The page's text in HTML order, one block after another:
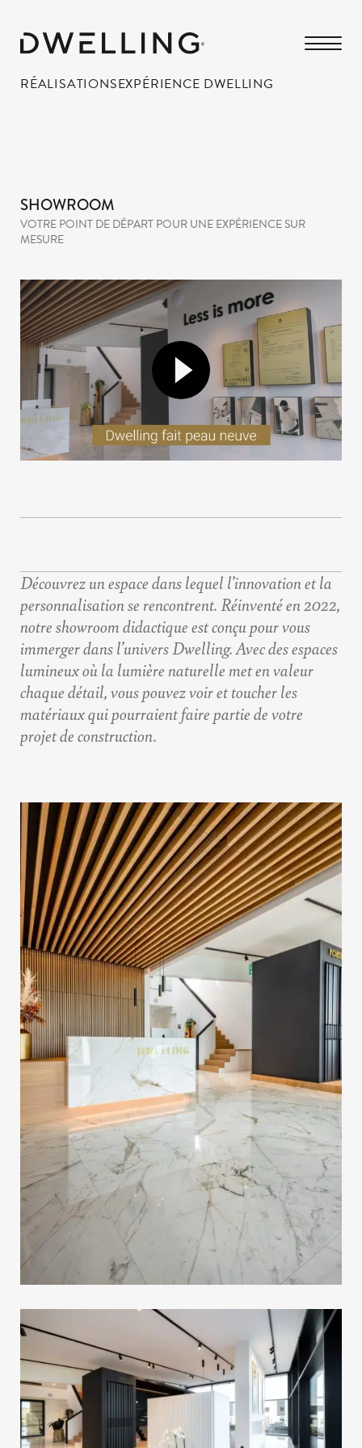
RÉALISATIONSEXPÉRIENCE DWELLING
SHOWROOM
VOTRE POINT DE DÉPART POUR UNE EXPÉRIENCE SUR
MESURE
Découvrez un espace dans lequel l’innovation et la
personnalisation se rencontrent. Réinventé en 2022,
notre showroom didactique est conçu pour vous
immerger dans l’univers Dwelling. Avec des espaces
lumineux où la lumière naturelle met en valeur
chaque détail, vous pouvez voir et toucher les
matériaux qui pourraient faire partie de votre
projet de construction.